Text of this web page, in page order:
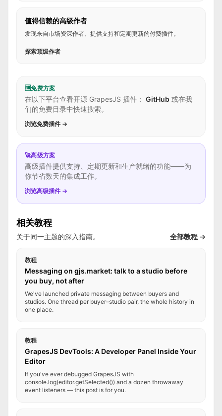
值得信赖的高级作者
发现来自市场资深作者、提供支持和定期更新的付费插件。
探索顶级作者
🆓免费方案
在以下平台查看开源 GrapesJS 插件： GitHub 或在我
们的免费目录中快速搜索。
浏览免费插件 →
🚀高级方案
高级插件提供支持、定期更新和生产就绪的功能——为
你节省数天的集成工作。
浏览高级插件 →
相关教程
关于同一主题的深入指南。 全部教程 →
教程
Messaging on gjs.market: talk to a studio before
you buy, not after
We've launched private messaging between buyers and
studios. One thread per buyer–studio pair, the whole history in
one place.
教程
GrapesJS DevTools: A Developer Panel Inside Your
Editor
If you've ever debugged GrapesJS with
console.log(editor.getSelected()) and a dozen throwaway
event listeners — this post is for you.